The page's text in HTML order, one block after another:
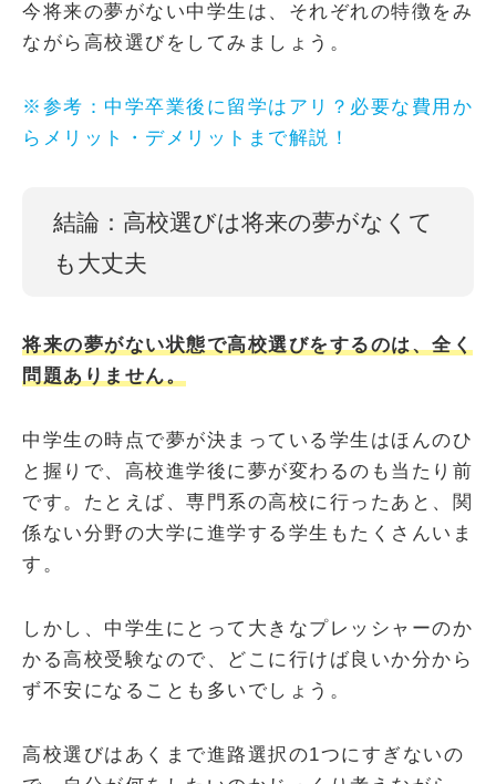
今将来の夢がない中学生は、それぞれの特徴をみ
ながら高校選びをしてみましょう。
※参考：中学卒業後に留学はアリ？必要な費用か
らメリット・デメリットまで解説！
結論：高校選びは将来の夢がなくて
も大丈夫
将来の夢がない状態で高校選びをするのは、全く
問題ありません。
中学生の時点で夢が決まっている学生はほんのひ
と握りで、高校進学後に夢が変わるのも当たり前
です。 たとえば、専門系の高校に行ったあと、関
係ない分野の大学に進学する学生もたくさんいま
す。
しかし、中学生にとって大きなプレッシャーのか
かる高校受験なので、どこに行けば良いか分から
ず不安になることも多いでしょう。
高校選びはあくまで進路選択の1つにすぎないの